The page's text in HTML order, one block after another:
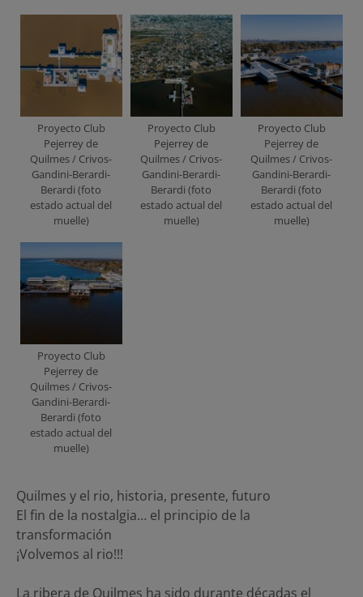
Proyecto Club
Pejerrey de
Quilmes / Crivos-
Gandini-Berardi-
Berardi (foto
estado actual del
muelle)
Proyecto Club
Pejerrey de
Quilmes / Crivos-
Gandini-Berardi-
Berardi (foto
estado actual del
muelle)
Proyecto Club
Pejerrey de
Quilmes / Crivos-
Gandini-Berardi-
Berardi (foto
estado actual del
muelle)
Proyecto Club
Pejerrey de
Quilmes / Crivos-
Gandini-Berardi-
Berardi (foto
estado actual del
muelle)
Quilmes y el rio, historia, presente, futuro
El fin de la nostalgia… el principio de la
transformación
¡Volvemos al rio!!!
La ribera de Quilmes ha sido durante décadas el